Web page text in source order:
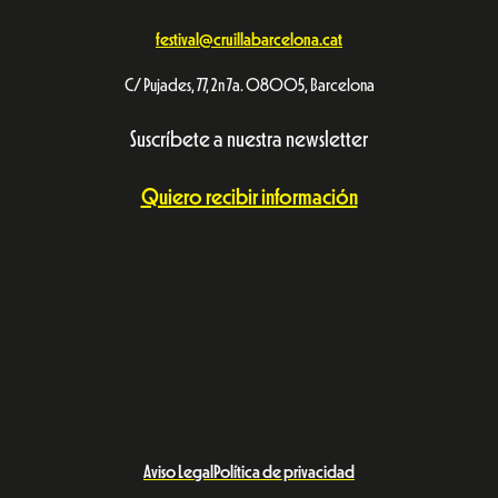
festival@cruillabarcelona.cat
C/ Pujades, 77, 2n 7a. 08005, Barcelona
Suscríbete a nuestra newsletter
Quiero recibir información
Aviso Legal Política de privacidad